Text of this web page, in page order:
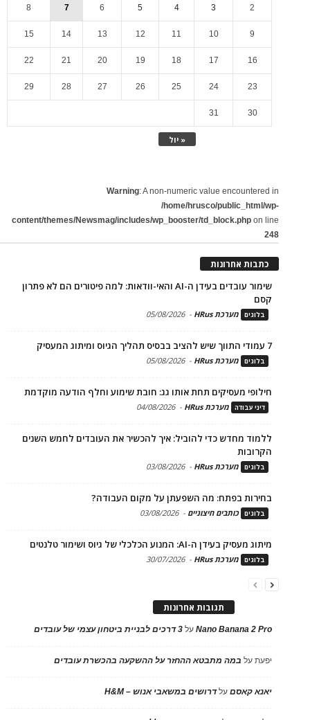
« יול
2
3
4
5
6
7
8
9
10
11
12
13
14
15
16
17
18
19
20
21
22
23
24
25
26
27
28
29
30
31
Warning: A non-numeric value encountered in
/home/hrusco/public_html/wp-
content/themes/Newsmag/includes/wp_booster/td_block.php on line
248
כתבות אחרונות
שימור עובדים בעידן ה-AI והאי-וודאות: למה פיטורים הם לא פתרון
קסם
בלוגים מערכת HRus -
05/08/2026
7 עמודי התווך שיש להציב בבסיס תהליך הגיוס ומיתוג המעסיק
בלוגים מערכת HRus -
05/08/2026
חילופי מעסיקים תחת אותו גג: חובת שימוע וחלף הודעה מוקדמת
דיני עבודה מערכת HRus -
04/08/2026
ללמוד מחדש כדי להוביל: איך להכשיר את העובדים לחמש השנים
הקרובות
בלוגים מערכת HRus -
03/08/2026
בחירות בפתח: מה השפעתן על מקום העבודה?
בלוגים כותבים חיצוניים -
03/08/2026
מיתוג מעסיק בעידן ה-AI: המנוע הכלכלי של גיוס ושימור טלנטים
בלוגים מערכת HRus -
30/07/2026
תגובות אחרונות
Nano Banana 2 Proעל 3 דרכים לבניית ביטחון עצמי של עובדים
יפעתעל במה מתבטא ההחזר על ההשקעה בהכשרת עובדים
יאנא קאסםעלדרושים במשאבי אנוש – H&M